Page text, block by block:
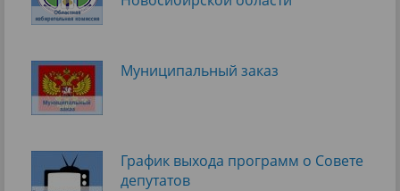
Муниципальный заказ
График выхода программ о Cовете
депутатов